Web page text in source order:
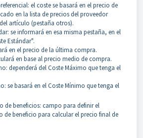
el coste se basará en el precio de
en la lista de precios del proveedor
artículo (pestaña otros).
se informará en esa misma pestaña, en el
Estándar".
en el precio de la última compra.
en base al precio medio de compra.
dependerá del Coste Máximo que tenga el
se basará en el Coste Mínimo que tenga el
de beneficios: campo para definir el
de beneficio para calcular el precio final de